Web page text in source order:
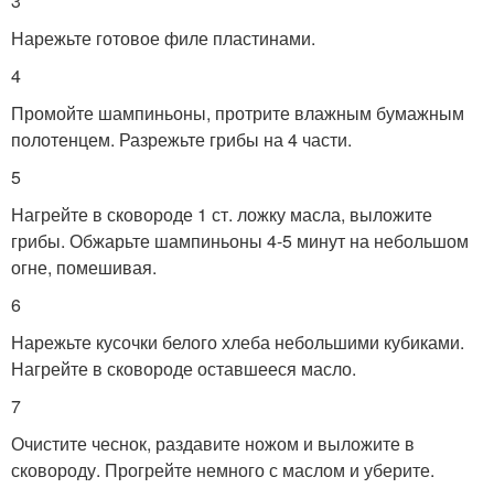
Нарежьте готовое филе пластинами.
4
Промойте шампиньоны, протрите влажным бумажным
полотенцем. Разрежьте грибы на 4 части.
5
Нагрейте в сковороде 1 ст. ложку масла, выложите
грибы. Обжарьте шампиньоны 4-5 минут на небольшом
огне, помешивая.
6
Нарежьте кусочки белого хлеба небольшими кубиками.
Нагрейте в сковороде оставшееся масло.
7
Очистите чеснок, раздавите ножом и выложите в
сковороду. Прогрейте немного с маслом и уберите.